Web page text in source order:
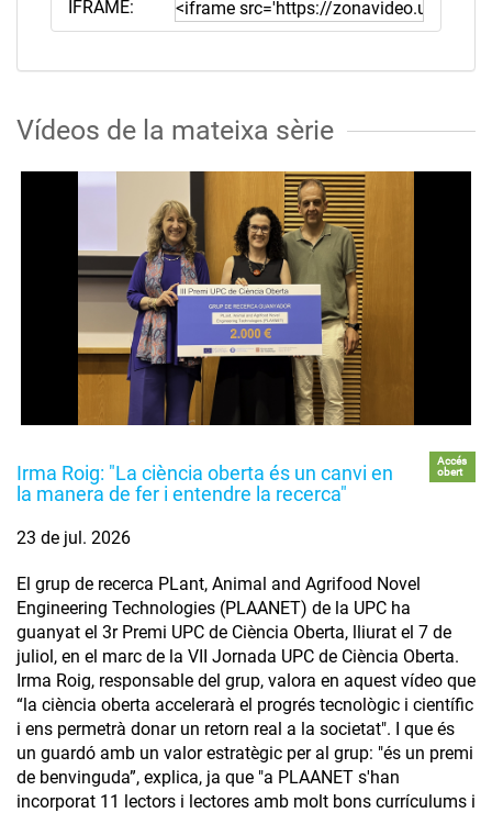
IFRAME:
Vídeos de la mateixa sèrie
Irma Roig: "La ciència oberta és un canvi en
la manera de fer i entendre la recerca"
Accés
obert
23 de jul. 2026
El grup de recerca PLant, Animal and Agrifood Novel
Engineering Technologies (PLAANET) de la UPC ha
guanyat el 3r Premi UPC de Ciència Oberta, lliurat el 7 de
juliol, en el marc de la VII Jornada UPC de Ciència Oberta.
Irma Roig, responsable del grup, valora en aquest vídeo que
“la ciència oberta accelerarà el progrés tecnològic i científic
i ens permetrà donar un retorn real a la societat". I que és
un guardó amb un valor estratègic per al grup: "és un premi
de benvinguda”, explica, ja que "a PLAANET s'han
incorporat 11 lectors i lectores amb molt bons currículums i